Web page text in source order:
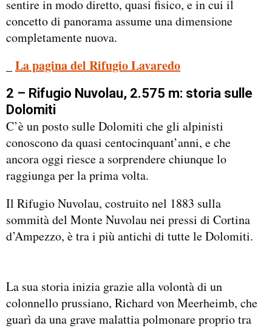
sentire in modo diretto, quasi fisico, e in cui il
concetto di panorama assume una dimensione
completamente nuova.
La pagina del Rifugio Lavaredo
2 – Rifugio Nuvolau, 2.575 m: storia sulle
Dolomiti
C’è un posto sulle Dolomiti che gli alpinisti
conoscono da quasi centocinquant’anni, e che
ancora oggi riesce a sorprendere chiunque lo
raggiunga per la prima volta.
Il Rifugio Nuvolau, costruito nel 1883 sulla
sommità del Monte Nuvolau nei pressi di Cortina
d’Ampezzo, è tra i più antichi di tutte le Dolomiti.
La sua storia inizia grazie alla volontà di un
colonnello prussiano, Richard von Meerheimb, che
guarì da una grave malattia polmonare proprio tra